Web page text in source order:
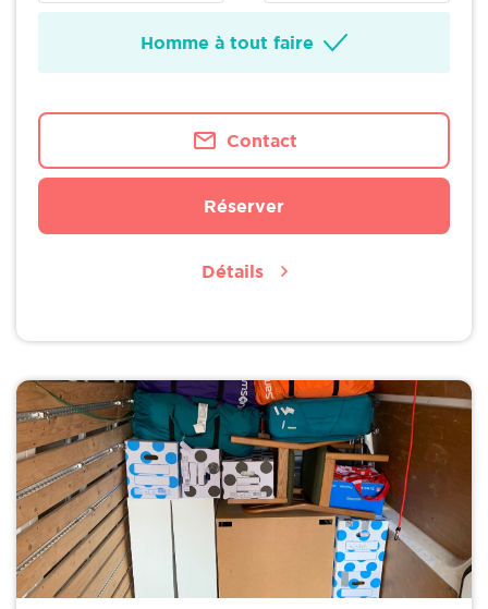
Homme à tout faire
Contact
Réserver
Détails